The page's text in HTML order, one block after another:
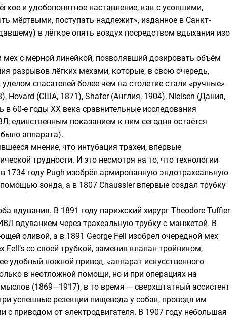
и удобопонятное наставление, как с усопшими,
поступать надлежит», изданное в Санкт-
в лёгкое опять воздух посредством вдыхания изо
с мерной линейкой, позволявший дозировать объём
разрывов лёгких мехами, которые, в свою очередь,
спасателей более чем на столетие стали «ручные»
Hovard (США, 1871), Shafer(Англия, 1904), Nielsen (Дания,
60-е годы XX века сравнительные исследования
единственным показанием к ним сегодня остаётся
было аппарата).
мнение, что интубация трахеи, впервые
трудности. И это несмотря на то, что технологии
1734 году Pugh изобрёл армированную эндотрахеальную
зонда, а в 1807 Chaussierвпервые создал трубку
вдувания. В 1891 году парижский хирург Theodore Tuffier
вдуванием через трахеальную трубку с манжетой. В
оливой, а в 1891 George Fell изобрел очередной мех
со своей трубкой, заменив клапан тройником,
удобный ножной привод, «аппарат искусственного
в неотложной помощи, но и при операциях на
(1869—1917), в то время — сверхштатный ассистент
успешные резекции пищевода у собак, проводя им
приводом от электродвигателя. В 1907 году небольшая